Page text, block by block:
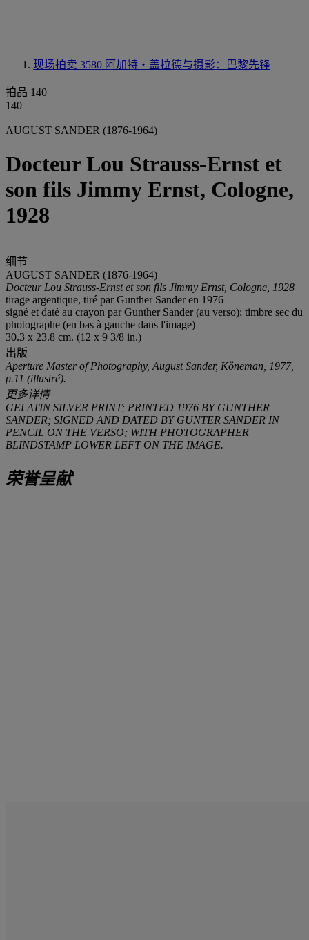
现场拍卖 3580 阿加特‧盖拉德与摄影：巴黎先锋
拍品 140
140
AUGUST SANDER (1876-1964)
Docteur Lou Strauss-Ernst et
son fils Jimmy Ernst, Cologne,
1928
细节
AUGUST SANDER (1876-1964)
Docteur Lou Strauss-Ernst et son fils Jimmy Ernst, Cologne, 1928
tirage argentique, tiré par Gunther Sander en 1976
signé et daté au crayon par Gunther Sander (au verso); timbre sec du
photographe (en bas à gauche dans l'image)
30.3 x 23.8 cm. (12 x 9 3/8 in.)
出版
Aperture Master of Photography, August Sander, Köneman, 1977,
p.11 (illustré).
更多详情
GELATIN SILVER PRINT; PRINTED 1976 BY GUNTHER
SANDER; SIGNED AND DATED BY GUNTER SANDER IN
PENCIL ON THE VERSO; WITH PHOTOGRAPHER
BLINDSTAMP LOWER LEFT ON THE IMAGE.
荣誉呈献